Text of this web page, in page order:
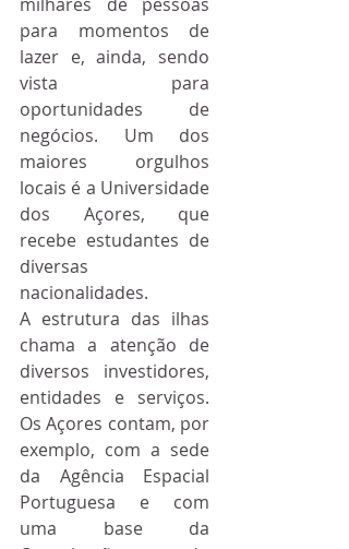
milhares de pessoas
para momentos de
lazer e, ainda, sendo
vista para
oportunidades de
negócios. Um dos
maiores orgulhos
locais é a Universidade
dos Açores, que
recebe estudantes de
diversas
nacionalidades.
A estrutura das ilhas
chama a atenção de
diversos investidores,
entidades e serviços.
Os Açores contam, por
exemplo, com a sede
da Agência Espacial
Portuguesa e com
uma base da